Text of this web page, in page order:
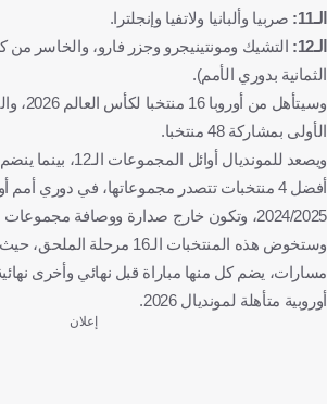
كوسوفو
كرة قدم
الـ11:
صربيا وألبانيا ولاتفيا وإنجلترا.
الـ12:
التشيك ومونتينيجرو وجزر فارو، والخاسر من
الثمانية بدوري الأمم).
وسيتأهل
الأولى بمشاركة 48 منتخبا.
ويصعد للمونديال
أفضل 4 منتخبات تتصدر مجموعاتها، في دوري
2024/2025، وتكون خارج صدارة ووصافة مجموعات التصفيات.
أوروبية متأهلة لمونديال 2026.
إعلان